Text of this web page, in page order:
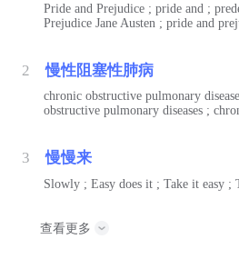
Pride and Prejudice ; pride and ;
Prejudice Jane Austen ; pride and
2 慢性阻塞性肺病
chronic obstructive pulmonary
obstructive pulmonary diseases ;
3 慢慢来
Slowly ; Easy does it ; Take it easy ;
查看更多